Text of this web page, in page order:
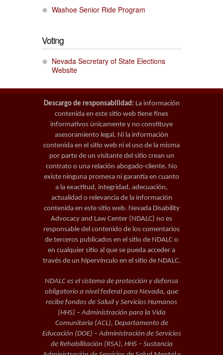
Washoe Senior Ride Program
Voting
Nevada Secretary of State Elections
Website
Descargo de responsabilidad: La información
contenida en este sitio web tiene fines
informativos únicamente y no constituye
asesoramiento legal. Ni la información
contenida en el sitio web ni el uso de la misma
por parte de un visitante del sitio crean un
contrato o una relación abogado-cliente. No
existe ninguna promesa ni garantía en cuanto
a la exactitud, integridad, adecuación,
actualidad o relevancia de la información
contenida en este sitio web. Nevada Disability
Advocacy and Law Center (NDALC) no es
responsable del contenido de los comentarios
de terceros publicados en el sitio de NDALC o
en cualquier sitio al que se pueda acceder a
través de un hipervínculo en el sitio de NDALC.
NDALC es el sistema de protección y defensa
obligatorio a nivel federal para Nevada, que
recibe fondos de Salud y Servicios Humanos
(HHS) – Administración para la Vida
Comunitaria (ACL), Departamento de
Educación (DOE) – Administración de Servicios
de Rehabilitación (RSA), HHS – Sustancia